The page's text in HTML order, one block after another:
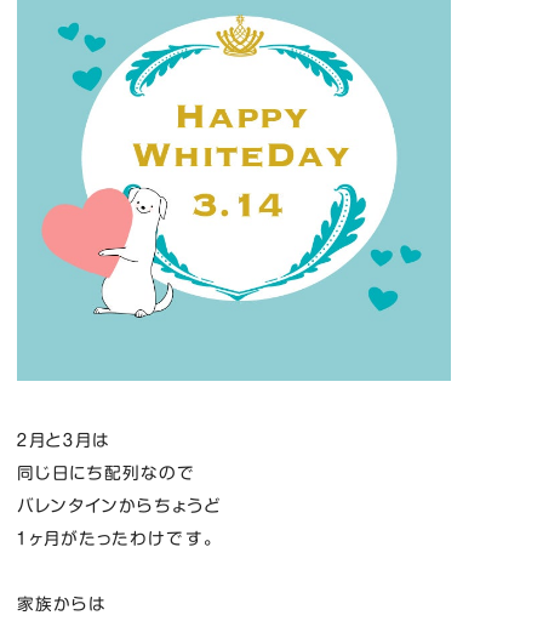
２月と３月は
同じ日にち配列なので
バレンタインからちょうど
１ヶ月がたったわけです。
家族からは